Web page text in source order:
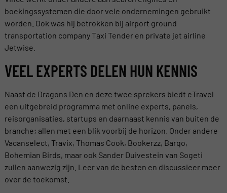
boekingssystemen die door vele ondernemingen gebruikt
worden. Ook was hij betrokken bij airport ground
transportation company Taxi Tender en private jet airline
Jetwise.
VEEL EXPERTS DELEN HUN KENNIS
Naast de Dragons Den en deze twee sprekers biedt eTravel
een uitgebreid programma met online experts, panels,
reisorganisaties, startups en daarnaast kennis van buiten de
branche; allen met een blik voorbij de horizon. Onder andere
Vacanselect, Travix, Thomas Cook, Bookerzz, Barqo,
Bohemian Birds, maar ook Sander Duivestein van Sogeti
zullen aanwezig zijn. Leer van de besten en discussieer meer
over de toekomst.